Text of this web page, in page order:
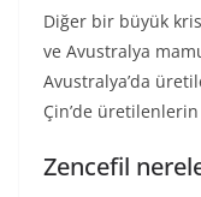
Diğer bir büyük
ve Avustralya
Avustralya’da
Çin’de
Zencefil